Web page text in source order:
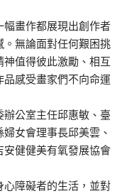
畫作都展現出創作者
無論面對任何艱困挑
值得彼此激勵、相互
感受畫家們不向命運
公室主任邱惠敏、臺
女會理事長邱美雲、
健健美有氧發展協會
障礙者的生活，並對